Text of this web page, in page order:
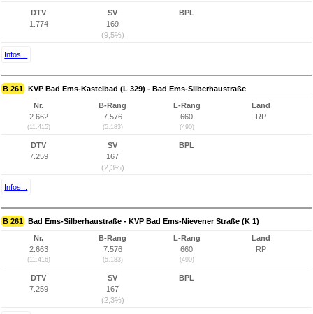
DTV
1.774
SV
169
(9,5%)
BPL
Infos...
B 261 KVP Bad Ems-Kastelbad (L 329) - Bad Ems-Silberhaustraße
Nr.
2.662
(11.415)
B-Rang
7.576
(5.183)
L-Rang
660
(490)
Land
RP
DTV
7.259
SV
167
(2,3%)
BPL
Infos...
B 261 Bad Ems-Silberhaustraße - KVP Bad Ems-Nievener Straße (K 1)
Nr.
2.663
(11.416)
B-Rang
7.576
(5.183)
L-Rang
660
(490)
Land
RP
DTV
7.259
SV
167
(2,3%)
BPL